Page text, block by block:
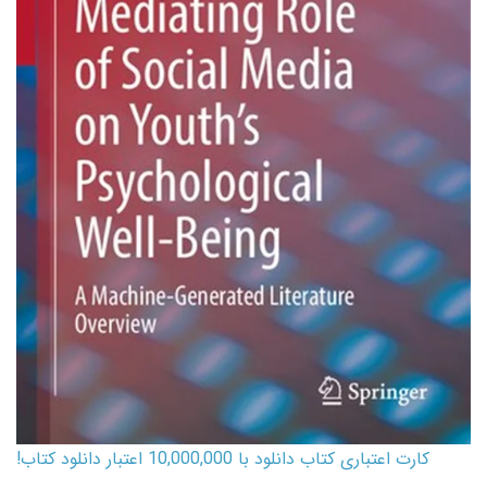
کارت اعتباری کتاب دانلود با 10,000,000 اعتبار دانلود کتاب!